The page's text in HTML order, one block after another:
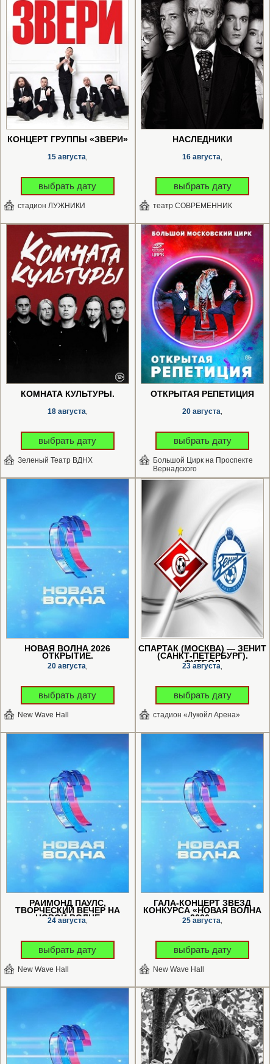
КОНЦЕРТ ГРУППЫ «ЗВЕРИ»
15 августа
выбрать дату
стадион ЛУЖНИКИ
НАСЛЕДНИКИ
16 августа
выбрать дату
театр СОВРЕМЕННИК
КОМНАТА КУЛЬТУРЫ.
18 августа
выбрать дату
Зеленый Театр ВДНХ
ОТКРЫТАЯ РЕПЕТИЦИЯ
20 августа
выбрать дату
Большой Цирк на Проспекте
Вернадского
НОВАЯ ВОЛНА 2026
ОТКРЫТИЕ.
20 августа
выбрать дату
New Wave Hall
СПАРТАК (МОСКВА) — ЗЕНИТ
(САНКТ-ПЕТЕРБУРГ).
ФУТБОЛ
23 августа
выбрать дату
стадион «Лукойл Арена»
РАЙМОНД ПАУЛС,
ТВОРЧЕСКИЙ ВЕЧЕР НА
«НОВОЙ ВОЛНЕ»
24 августа
выбрать дату
New Wave Hall
ГАЛА-КОНЦЕРТ ЗВЕЗД
КОНКУРСА «НОВАЯ ВОЛНА
2026»
25 августа
выбрать дату
New Wave Hall